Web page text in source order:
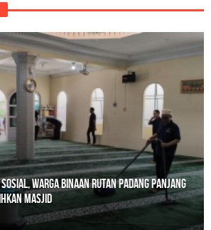
Warga Binaan Rutan Padang Panjang
Masjid